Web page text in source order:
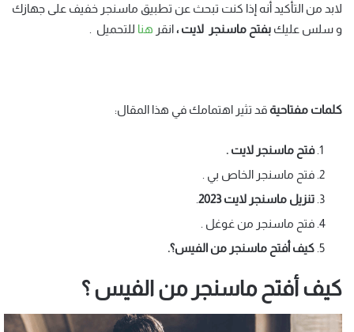
لابد من التأكيد أنه إذا كنت تبحث عن تطبيق ماسنجر خفيف على جهازك
و سلس عليك بفتح ماسنجر لايت ،انقر هنا للتحميل .
كلمات مفتاحيةقد تثير اهتمامك في هذا المقال:
فتح ماسنجر لايت .
فتح ماسنجر الخاص بي .
تنزيل ماسنجر لايت2023
فتح ماسنجر من غوغل .
كيف أفتح ماسنجر من الفيس؟.
كيف أفتح ماسنجر من الفيس ؟